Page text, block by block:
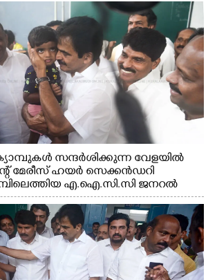
സന്ദർശിക്കുന്ന വേളയിൽ
മേരീസ് ഹയർ സെക്കൻഡറി
എ.ഐ.സി.സി ജനറൽ
വേണുഗോപാൽ എം.പി കുരുന്നിനെ
സഹകരണ-എക്സൈസ്
ലിജു, കൃഷിവകുപ്പ് മന്ത്രി ടി. സിദ്ദിഖ്,
എം. എൽ. എ എന്നിവർ സമീപം